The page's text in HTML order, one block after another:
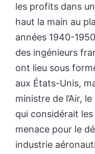
les profits dans
haut la main au
années 1940-
des ingénieurs
ont lieu sous
aux États-Unis,
ministre de l’Air,
qui considérait
menace pour le
industrie